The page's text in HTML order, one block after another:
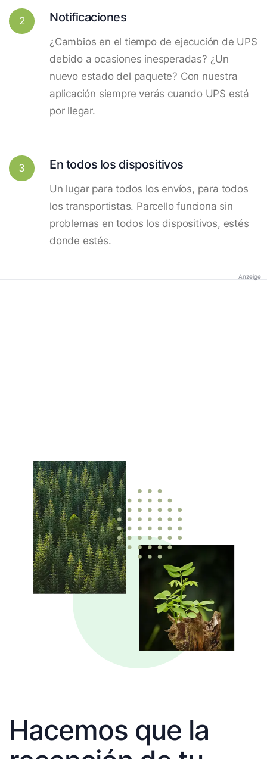
2 Notificaciones
¿Cambios en el tiempo de ejecución de UPS
debido a ocasiones inesperadas? ¿Un
nuevo estado del paquete? Con nuestra
aplicación siempre verás cuando UPS está
por llegar.
3 En todos los dispositivos
Un lugar para todos los envíos, para todos
los transportistas. Parcello funciona sin
problemas en todos los dispositivos, estés
donde estés.
Anzeige
Hacemos que la